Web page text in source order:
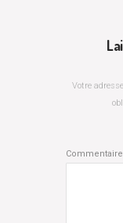
Votre
Commentaire